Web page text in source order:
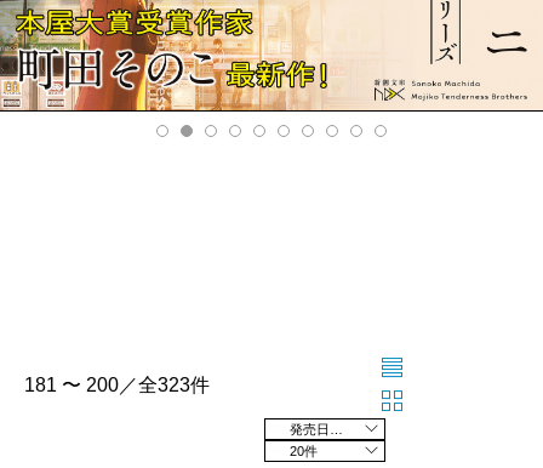
Pre
v
xt
181 〜 200／全323件
20件